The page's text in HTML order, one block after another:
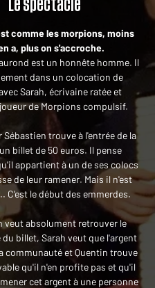
Le spectacle
comme les morpions, moins
a, plus on s'accroche.
est un honnête homme. Il
dans un colocation de
Sarah, écrivaine ratée et
de Morpions compulsif.
Sébastien trouve à l'entrée de la
billet de 50 euros. Il pense
appartient à un de ses colocs
de leur ramener. Mais il n'est
C'est le début des emmerdes.
veut absolument retrouver le
billet, Sarah veut que l'argent
communauté et Quentin trouve
qu'il n'en profite pas et qu'il
cet argent à une personne